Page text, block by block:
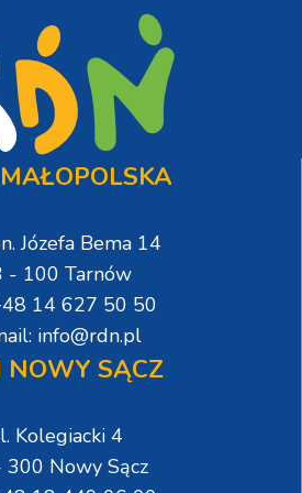
Józefa Bema 14
- 100 Tarnów
14 627 50 50
info@rdn.pl
NOWY SĄCZ
Kolegiacki 4
Nowy Sącz